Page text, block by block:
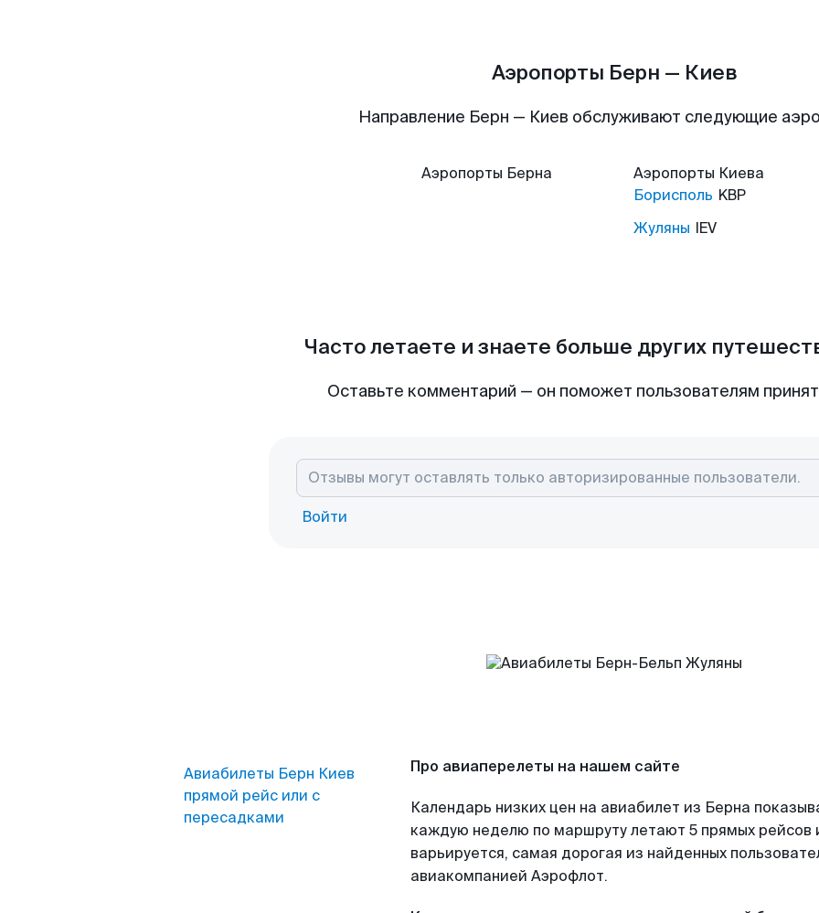
Аэропорты Берн — Киев
Направление Берн — Киев обслуживают следующие
Аэропорты Берна Аэропорты Киева
Борисполь KBP
Жуляны IEV
Часто летаете и знаете больше других
Оставьте комментарий — он поможет пользователям
Войти
Авиабилеты Берн Киев
прямой рейс или с
пересадками
Про авиаперелеты на нашем сайте
Календарь низких цен на авиабилет из Берна
каждую неделю по маршруту летают 5 прямых рейсов
варьируется, самая дорогая из найденных
авиакомпанией Аэрофлот.